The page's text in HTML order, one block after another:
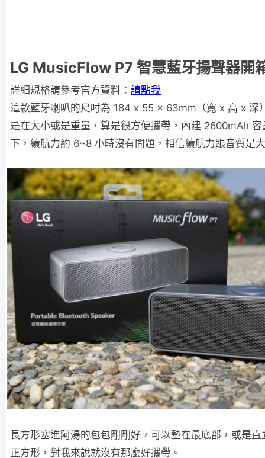
LG MusicFlow P7 智慧藍牙揚聲器開
詳細規格請參考官方資料： 請點我
這款藍牙喇叭的尺吋為 184 x 55 x 63mm（寬 x 高 x 深
是在大小或是重量，算是很方便攜帶，內建 2600mAh
下，續航力約 6~8 小時沒有問題，相信續航力跟音質是
長方形塞進阿湯的包包剛剛好，可以墊在最底部，或是
正方形，對我來說就沒有那麼好攜帶。